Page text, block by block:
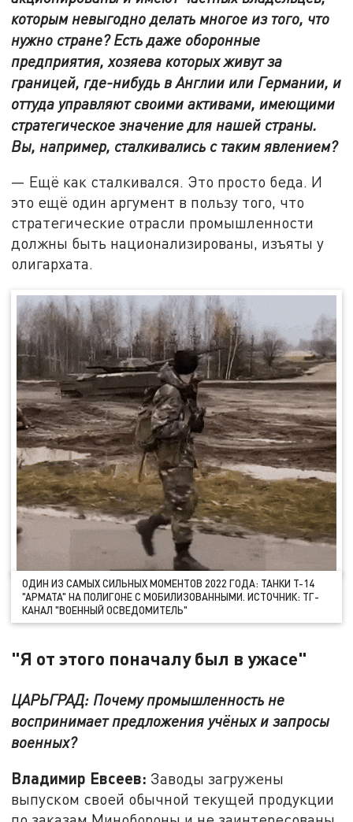
которым невыгодно делать многое из того, что
нужно стране? Есть даже оборонные
предприятия, хозяева которых живут за
границей, где-нибудь в Англии или Германии, и
оттуда управляют своими активами, имеющими
стратегическое значение для нашей страны.
Вы, например, сталкивались с таким явлением?
— Ещё как сталкивался. Это просто беда. И
это ещё один аргумент в пользу того, что
стратегические отрасли промышленности
должны быть национализированы, изъяты у
олигархата.
ОДИН ИЗ САМЫХ СИЛЬНЫХ МОМЕНТОВ 2022 ГОДА: ТАНКИ Т-14
"АРМАТА" НА ПОЛИГОНЕ С МОБИЛИЗОВАННЫМИ. ИСТОЧНИК: ТГ-
КАНАЛ "ВОЕННЫЙ ОСВЕДОМИТЕЛЬ"
"Я от этого поначалу был в ужасе"
ЦАРЬГРАД: Почему промышленность не
воспринимает предложения учёных и запросы
военных?
Владимир Евсеев: Заводы загружены
выпуском своей обычной текущей продукции